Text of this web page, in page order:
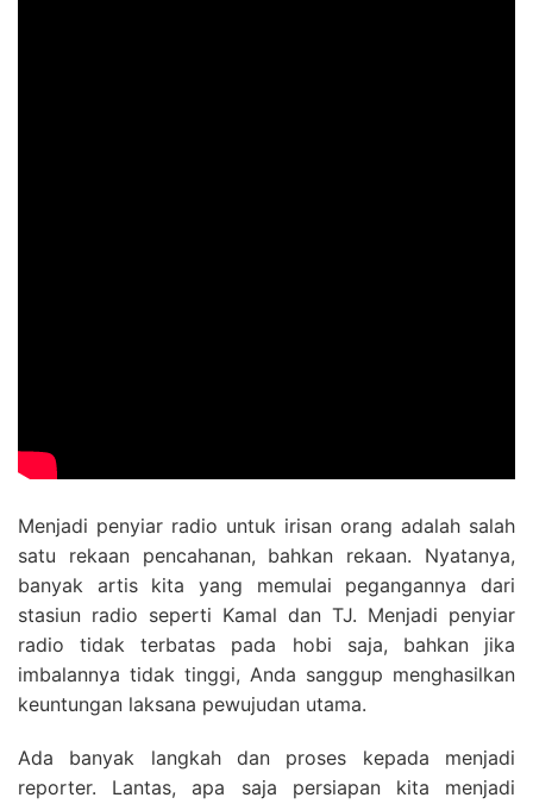
Menjadi penyiar radio untuk irisan orang adalah salah
satu rekaan pencahanan, bahkan rekaan. Nyatanya,
banyak artis kita yang memulai pegangannya dari
stasiun radio seperti Kamal dan TJ. Menjadi penyiar
radio tidak terbatas pada hobi saja, bahkan jika
imbalannya tidak tinggi, Anda sanggup menghasilkan
keuntungan laksana pewujudan utama.
Ada banyak langkah dan proses kepada menjadi
reporter. Lantas, apa saja persiapan kita menjadi